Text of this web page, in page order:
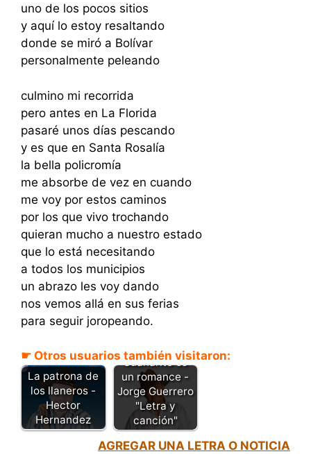
uno de los pocos sitios
y aquí lo estoy resaltando
donde se miró a Bolívar
personalmente peleando
culmino mi recorrida
pero antes en La Florida
pasaré unos días pescando
y es que en Santa Rosalía
la bella policromía
me absorbe de vez en cuando
me voy por estos caminos
por los que vivo trochando
quieran mucho a nuestro estado
que lo está necesitando
a todos los municipios
un abrazo les voy dando
nos vemos allá en sus ferias
para seguir joropeando.
☛ Otros usuarios también visitaron:
La patrona de
los llaneros -
Hector
Hernandez
Guanarito es
un romance -
Jorge Guerrero
"Letra y
canción"
AGREGAR UNA LETRA O NOTICIA